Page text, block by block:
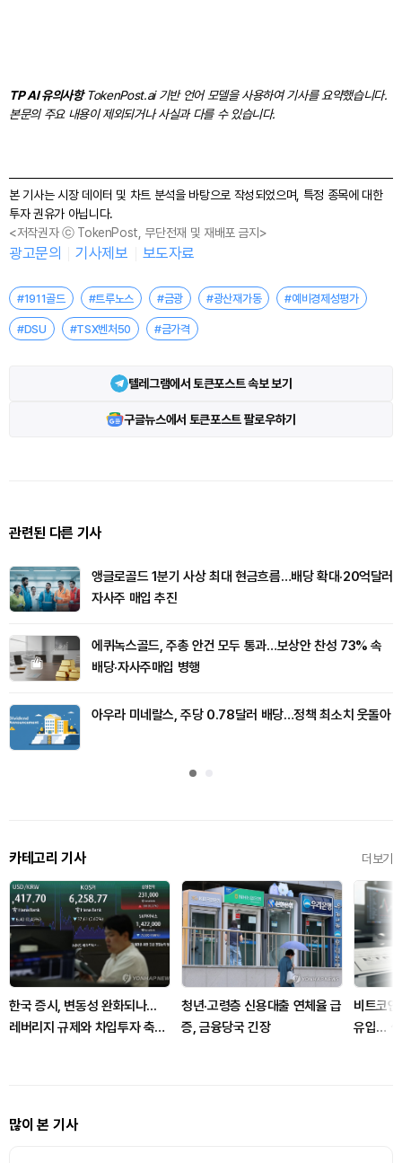
TP AI 유의사항TokenPost.ai 기반 언어 모델을 사용하여 기사를 요약했습니다.
본문의 주요 내용이 제외되거나 사실과 다를 수 있습니다.
본 기사는 시장 데이터 및 차트 분석을 바탕으로 작성되었으며, 특정 종목에 대한
투자 권유가 아닙니다.
<저작권자 ⓒ TokenPost, 무단전재 및 재배포 금지>
광고문의 기사제보 보도자료
#1911골드 #트루노스 #금광 #광산재가동 #예비경제성평가
#DSU #TSX벤처50 #금가격
텔레그램에서 토큰포스트 속보 보기
구글뉴스에서 토큰포스트 팔로우하기
관련된 다른 기사
앵글로골드 1분기 사상 최대 현금흐름…배당 확대·20억달러
자사주 매입 추진
에퀴녹스골드, 주총 안건 모두 통과…보상안 찬성 73% 속
배당·자사주매입 병행
아우라 미네랄스, 주당 0.78달러 배당…정책 최소치 웃돌아
카테고리 기사 더보기
한국 증시, 변동성 완화되나...
레버리지 규제와 차입투자 축소
청년·고령층 신용대출 연체율 급
증, 금융당국 긴장
비트코
유입… 셀
많이 본 기사